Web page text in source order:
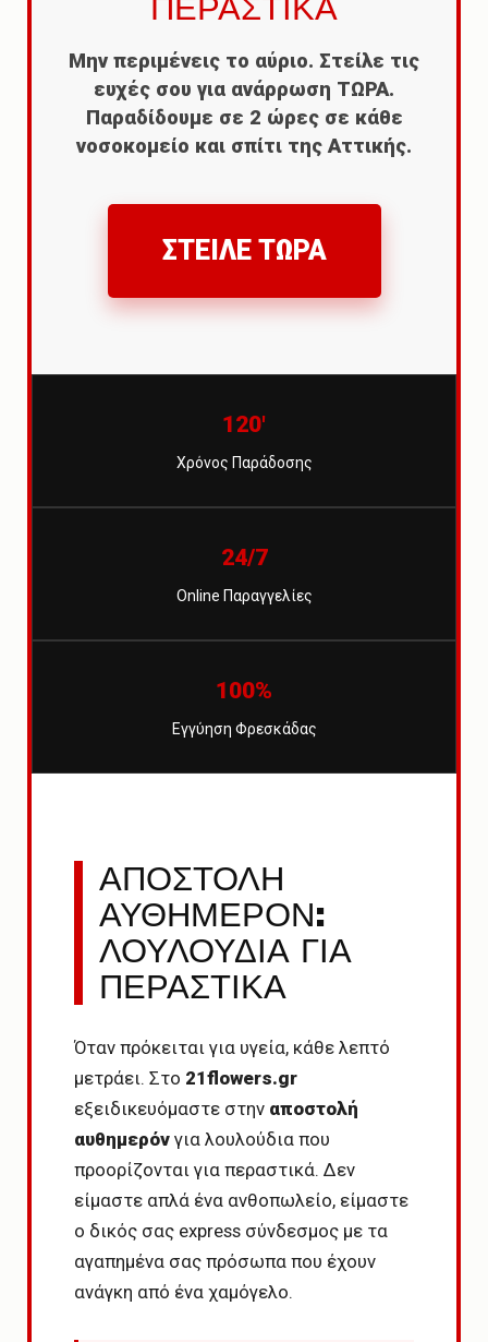
ΠΕΡΑΣΤΙΚΑ
Μην περιμένεις το αύριο. Στείλε τις
ευχές σου για ανάρρωση ΤΩΡΑ.
Παραδίδουμε σε 2 ώρες σε κάθε
νοσοκομείο και σπίτι της Αττικής.
ΣΤΕΙΛΕ ΤΩΡΑ
120'
Χρόνος Παράδοσης
24/7
Online Παραγγελίες
100%
Εγγύηση Φρεσκάδας
ΑΠΟΣΤΟΛΗ
ΑΥΘΗΜΕΡΟΝ:
ΛΟΥΛΟΥΔΙΑ ΓΙΑ
ΠΕΡΑΣΤΙΚΑ
Όταν πρόκειται για υγεία, κάθε λεπτό
μετράει. Στο 21flowers.gr
εξειδικευόμαστε στην αποστολή
αυθημερόν για λουλούδια που
προορίζονται για περαστικά. Δεν
είμαστε απλά ένα ανθοπωλείο, είμαστε
ο δικός σας express σύνδεσμος με τα
αγαπημένα σας πρόσωπα που έχουν
ανάγκη από ένα χαμόγελο.